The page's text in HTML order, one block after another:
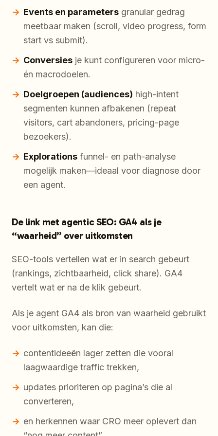
Events en parameters granular gedrag
meetbaar maken (scroll, video progress, form
start vs submit).
Conversies je kunt configureren voor micro-
én macrodoelen.
Doelgroepen (audiences) high-intent
segmenten kunnen afbakenen (repeat
visitors, cart abandoners, pricing-page
bezoekers).
Explorations funnel- en path-analyse
mogelijk maken—ideaal voor diagnose door
een agent.
De link met agentic SEO: GA4 als je
“waarheid” over uitkomsten
SEO-tools vertellen wat er in search gebeurt
(rankings, zichtbaarheid, click share). GA4
vertelt wat er na de klik gebeurt.
Als je agent GA4 als bron van waarheid gebruikt
voor uitkomsten, kan die:
contentideeën lager zetten die vooral
laagwaardige traffic trekken,
updates prioriteren op pagina’s die al
converteren,
en herkennen waar CRO meer oplevert dan